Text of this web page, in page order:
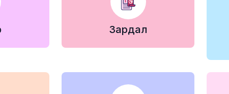
Зардал